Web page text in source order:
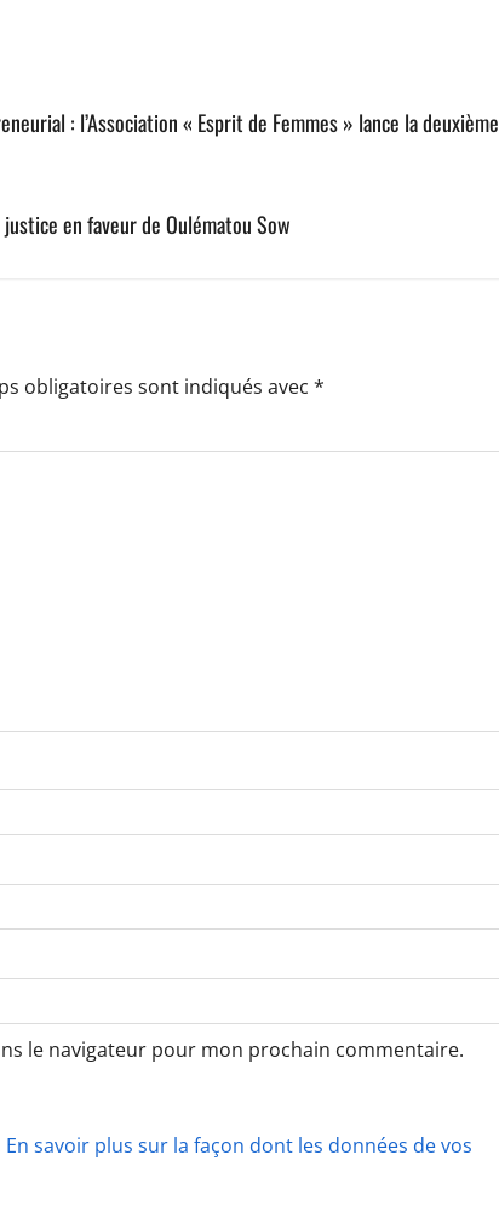
: l’Association « Esprit de Femmes » lance la deuxième
en faveur de Oulématou Sow
obligatoires sont indiqués avec *
le navigateur pour mon prochain commentaire.
En savoir plus sur la façon dont les données de vos